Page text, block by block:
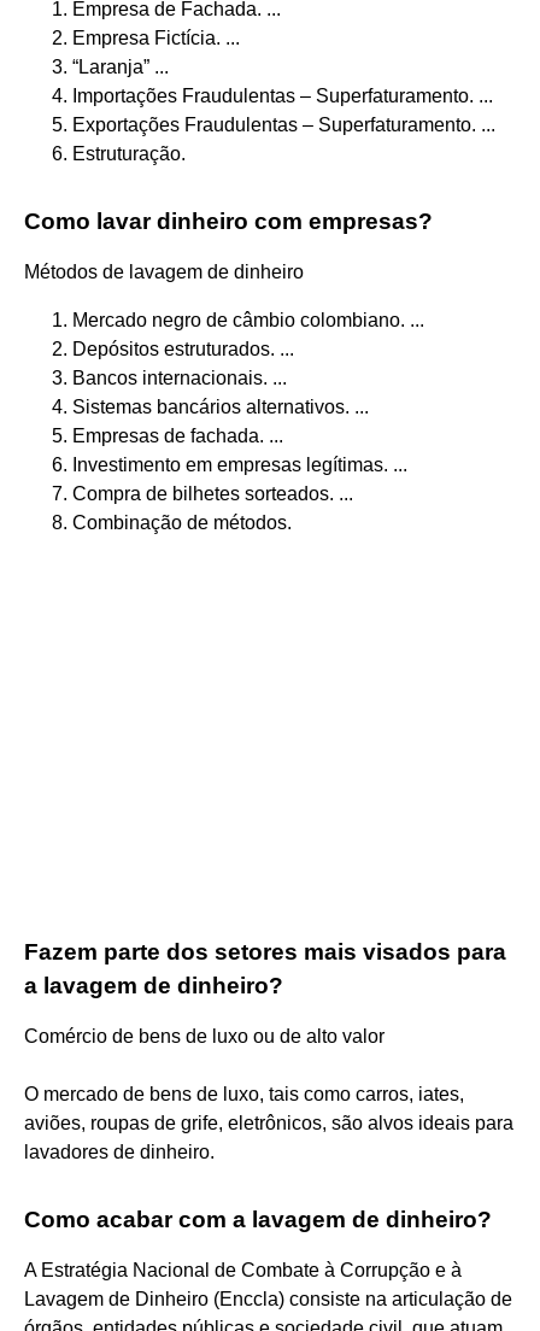
Empresa de Fachada. ...
Empresa Fictícia. ...
“Laranja” ...
Importações Fraudulentas – Superfaturamento. ...
Exportações Fraudulentas – Superfaturamento. ...
Estruturação.
Como lavar dinheiro com empresas?
Métodos de lavagem de dinheiro
Mercado negro de câmbio colombiano. ...
Depósitos estruturados. ...
Bancos internacionais. ...
Sistemas bancários alternativos. ...
Empresas de fachada. ...
Investimento em empresas legítimas. ...
Compra de bilhetes sorteados. ...
Combinação de métodos.
Fazem parte dos setores mais visados para
a lavagem de dinheiro?
Comércio de bens de luxo ou de alto valor
O mercado de bens de luxo, tais como carros, iates,
aviões, roupas de grife, eletrônicos, são alvos ideais para
lavadores de dinheiro.
Como acabar com a lavagem de dinheiro?
A Estratégia Nacional de Combate à Corrupção e à
Lavagem de Dinheiro (Enccla) consiste na articulação de